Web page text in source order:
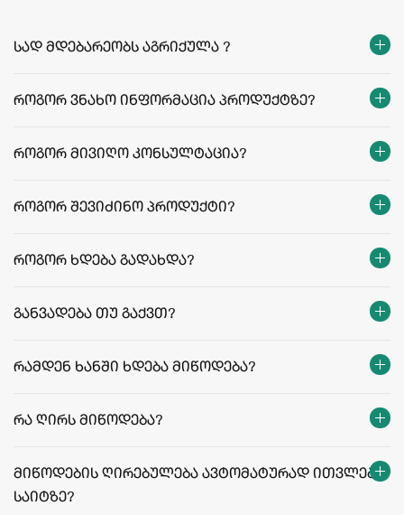
სად მდებარეობს აგრიქულა ?
როგორ ვნახო ინფორმაცია პროდუქტზე?
როგორ მივიღო კონსულტაცია?
როგორ შევიძინო პროდუქტი?
როგორ ხდება გადახდა?
განვადება თუ გაქვთ?
რამდენ ხანში ხდება მიწოდება?
რეგიონები:
რა ღირს მიწოდება?
მიწოდების ღირებულება ავტომატურად ითვლება
საიტზე?